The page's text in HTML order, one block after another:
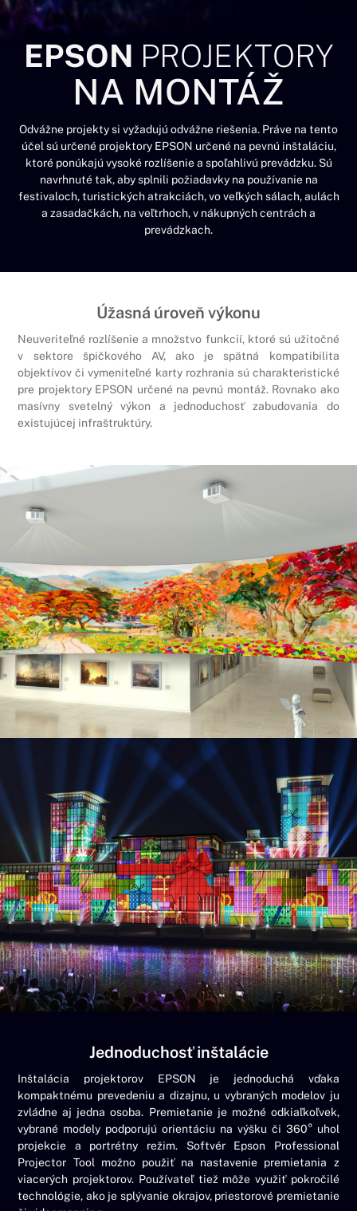
EPSON PROJEKTORY
NA MONTÁŽ
Odvážne projekty si vyžadujú odvážne riešenia. Práve na tento
účel sú určené projektory EPSON určené na pevnú inštaláciu,
ktoré ponúkajú vysoké rozlíšenie a spoľahlivú prevádzku. Sú
navrhnuté tak, aby splnili požiadavky na používanie na
festivaloch, turistických atrakciách, vo veľkých sálach, aulách
a zasadačkách, na veľtrhoch, v nákupných centrách a
prevádzkach.
Úžasná úroveň výkonu
Neuveriteľné rozlíšenie a množstvo funkcií, ktoré sú užitočné
v sektore špičkového AV, ako je spätná kompatibilita
objektívov či vymeniteľné karty rozhrania sú charakteristické
pre projektory EPSON určené na pevnú montáž. Rovnako ako
masívny svetelný výkon a jednoduchosť zabudovania do
existujúcej infraštruktúry.
Jednoduchosť inštalácie
Inštalácia projektorov EPSON je jednoduchá vďaka
kompaktnému prevedeniu a dizajnu, u vybraných modelov ju
zvládne aj jedna osoba. Premietanie je možné odkiaľkoľvek,
vybrané modely podporujú orientáciu na výšku či 360° uhol
projekcie a portrétny režim. Softvér Epson Professional
Projector Tool možno použiť na nastavenie premietania z
viacerých projektorov. Používateľ tiež môže využiť pokročilé
technológie, ako je splývanie okrajov, priestorové premietanie